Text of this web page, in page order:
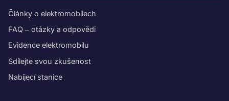
Články o elektromobilech
FAQ – otázky a odpovědi
Evidence elektromobilu
Sdílejte svou zkušenost
Nabíjecí stanice